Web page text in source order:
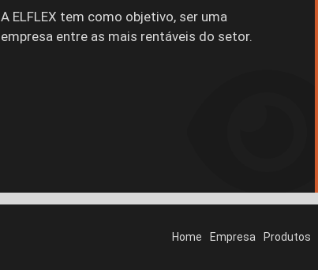
A ELFLEX tem como objetivo, ser uma
empresa entre as mais rentáveis do setor.
Home Empresa Produtos